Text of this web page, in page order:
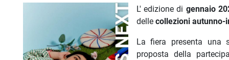
L' edizione di gennaio
delle collezioni autunno-
La fiera presenta una
proposta della